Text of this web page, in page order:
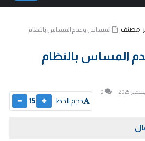
مصنف
المساس وعدم المساس بالنظام
المساس بالنظام
0
حجم الخط 15